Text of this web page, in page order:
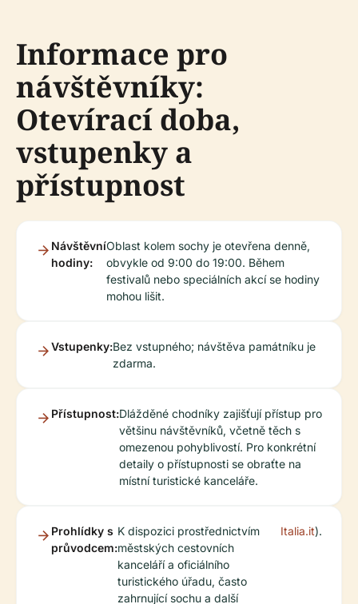
Informace pro
návštěvníky:
Otevírací doba,
vstupenky a
přístupnost
Návštěvní
hodiny:
Oblast kolem sochy je otevřena denně,
obvykle od 9:00 do 19:00. Během
festivalů nebo speciálních akcí se hodiny
mohou lišit.
Vstupenky:Bez vstupného; návštěva památníku je
zdarma.
Přístupnost:Dlážděné chodníky zajišťují přístup pro
většinu návštěvníků, včetně těch s
omezenou pohyblivostí. Pro konkrétní
detaily o přístupnosti se obraťte na
místní turistické kanceláře.
Prohlídky s
průvodcem:
K dispozici prostřednictvím
městských cestovních
kanceláří a oficiálního
turistického úřadu, často
zahrnující sochu a další
Italia.it).